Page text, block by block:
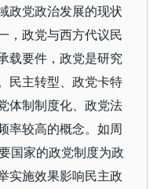
政党政治发展的现状
，政党与西方代议民
载要件，政党是研究
民主转型、政党卡特
体制制度化、政党法
率较高的概念。如周
国家的政党制度为政
实施效果影响民主政